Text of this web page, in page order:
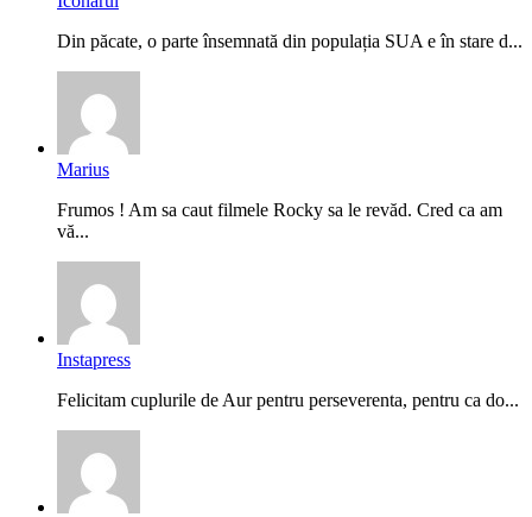
Din păcate, o parte însemnată din populația SUA e în stare d...
Marius
Frumos ! Am sa caut filmele Rocky sa le revăd. Cred ca am
vă...
Instapress
Felicitam cuplurile de Aur pentru perseverenta, pentru ca do...